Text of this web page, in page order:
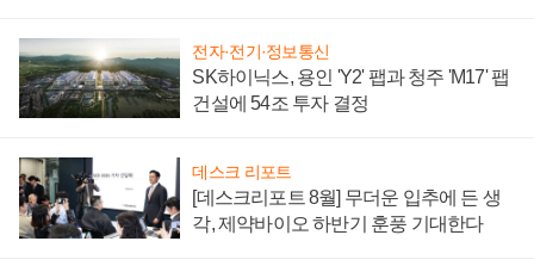
전자·전기·정보통신
SK하이닉스, 용인 'Y2' 팹과 청주 'M17' 팹
건설에 54조 투자 결정
데스크 리포트
[데스크리포트 8월] 무더운 입추에 든 생
각, 제약바이오 하반기 훈풍 기대한다